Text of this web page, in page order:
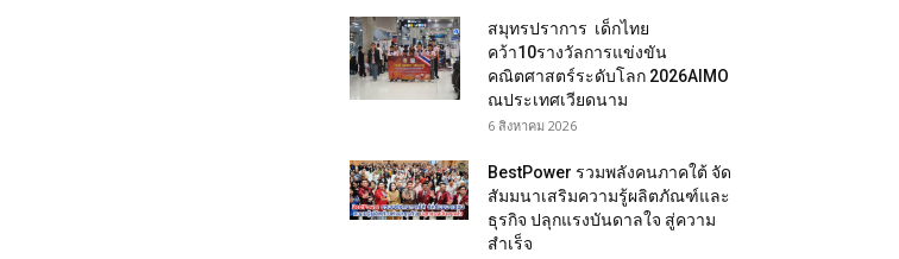
สมุทรปราการ เด็กไทย
คว้า10รางวัลการแข่งขัน
คณิตศาสตร์ระดับโลก 2026AIMO
ณประเทศเวียดนาม
6 สิงหาคม 2026
BestPower รวมพลังคนภาคใต้ จัด
สัมมนาเสริมความรู้ผลิตภัณฑ์และ
ธุรกิจ ปลุกแรงบันดาลใจ สู่ความ
สำเร็จ